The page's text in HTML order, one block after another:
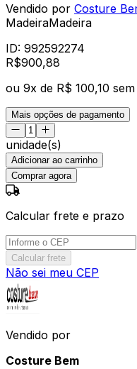
Vendido por Costure
MadeiraMadeira
ID: 992592274
R$900,88
ou 9x de R$ 100,10
Mais opções de pagamento
unidade(s)
Adicionar ao carrinho
Comprar agora
Calcular frete e prazo
Calcular frete
Não sei meu CEP
Vendido por
Costure Bem